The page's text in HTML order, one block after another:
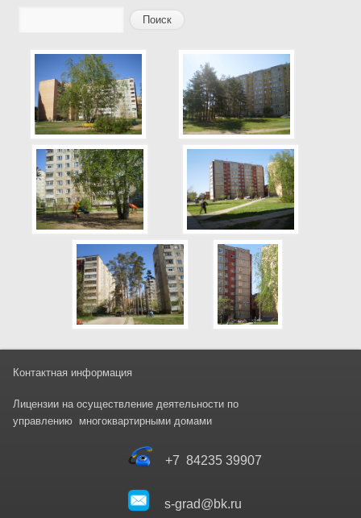
Форма поиска
Контактная информация
Лицензии на осуществление деятельности по
управлению многоквартирными домами
+7 84235 39907
s-grad@bk.ru